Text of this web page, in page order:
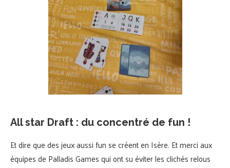
All star Draft : du concentré de fun !
Et dire que des jeux aussi fun se créent en Isère. Et merci aux
équipes de Palladis Games qui ont su éviter les clichés relous